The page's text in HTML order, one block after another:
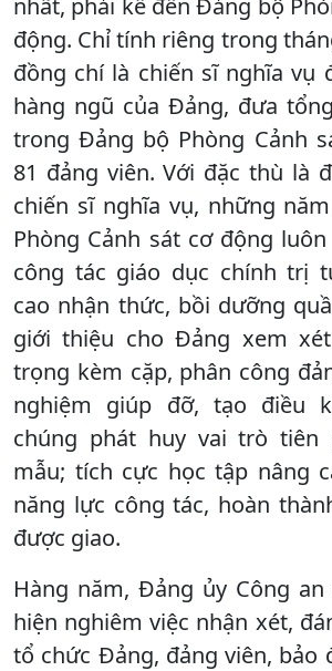
nhất, phải kể đến Đảng bộ
động. Chỉ tính riêng trong
đồng chí là chiến sĩ nghĩa vụ
hàng ngũ của Đảng, đưa
trong Đảng bộ Phòng Cảnh
81 đảng viên. Với đặc thù là
chiến sĩ nghĩa vụ, những
Phòng Cảnh sát cơ động
công tác giáo dục chính trị
cao nhận thức, bồi dưỡng
giới thiệu cho Đảng xem
trọng kèm cặp, phân công
nghiệm giúp đỡ, tạo điều
chúng phát huy vai trò tiên
mẫu; tích cực học tập nâng
năng lực công tác, hoàn
được giao.
Hàng năm, Đảng ủy Công
hiện nghiêm việc nhận xét,
tổ chức Đảng, đảng viên, bảo